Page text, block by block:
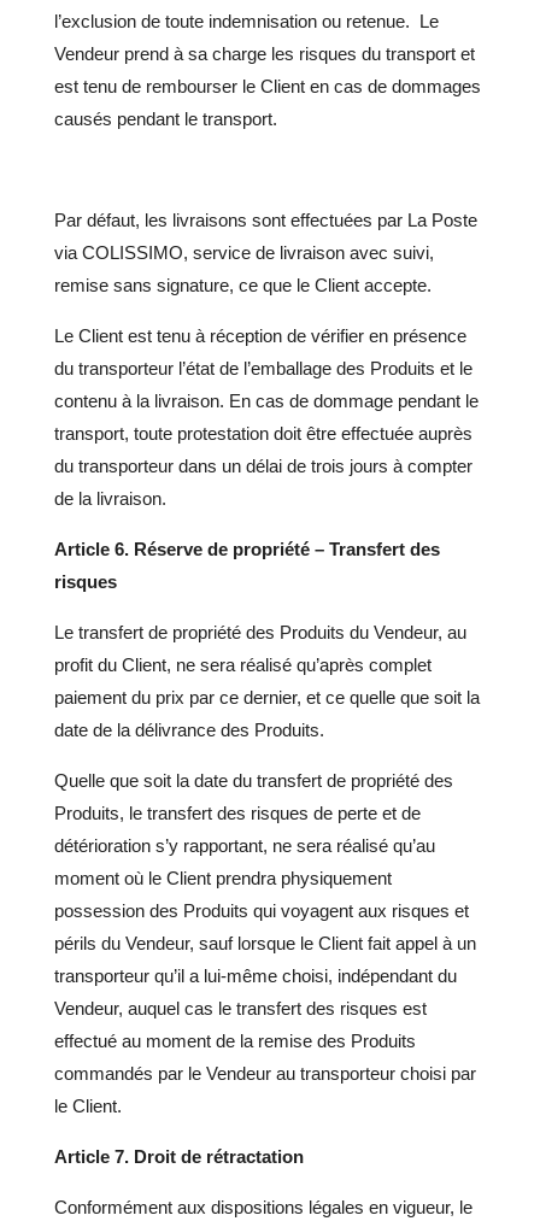
l’exclusion de toute indemnisation ou retenue. Le
Vendeur prend à sa charge les risques du transport et
est tenu de rembourser le Client en cas de dommages
causés pendant le transport.
Par défaut, les livraisons sont effectuées par La Poste
via COLISSIMO, service de livraison avec suivi,
remise sans signature, ce que le Client accepte.
Le Client est tenu à réception de vérifier en présence
du transporteur l’état de l’emballage des Produits et le
contenu à la livraison. En cas de dommage pendant le
transport, toute protestation doit être effectuée auprès
du transporteur dans un délai de trois jours à compter
de la livraison.
Article 6. Réserve de propriété – Transfert des
risques
Le transfert de propriété des Produits du Vendeur, au
profit du Client, ne sera réalisé qu’après complet
paiement du prix par ce dernier, et ce quelle que soit la
date de la délivrance des Produits.
Quelle que soit la date du transfert de propriété des
Produits, le transfert des risques de perte et de
détérioration s’y rapportant, ne sera réalisé qu’au
moment où le Client prendra physiquement
possession des Produits qui voyagent aux risques et
périls du Vendeur, sauf lorsque le Client fait appel à un
transporteur qu’il a lui-même choisi, indépendant du
Vendeur, auquel cas le transfert des risques est
effectué au moment de la remise des Produits
commandés par le Vendeur au transporteur choisi par
le Client.
Article 7. Droit de rétractation
Conformément aux dispositions légales en vigueur, le